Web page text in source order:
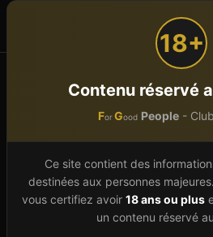
18+
Contenu réservé
ForGood People -
Ce site contient des
destinées aux personnes
vous certifiez avoir 18 ans ou plus
un contenu réservé
Accueil Auvergne-Rhône-Alpes
Club libertin à
Fillinges (74)
Trouvez le meilleur club